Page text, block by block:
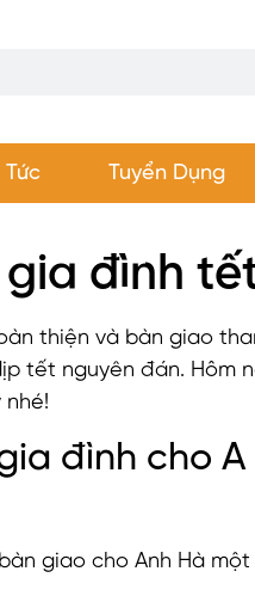
Tức Tuyển Dụng
đình
thiện và bàn giao
tết nguyên đán. Hôm
nhé!
đình cho A
giao cho Anh Hà